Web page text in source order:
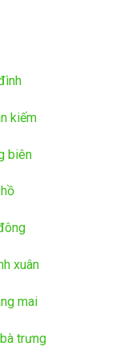
kiếm
biên
xuân
mai
trưng